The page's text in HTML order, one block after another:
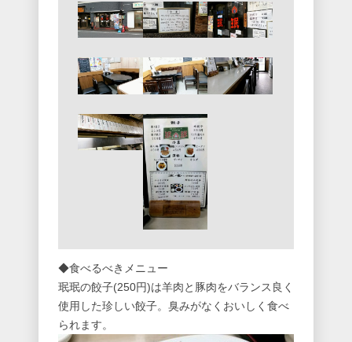
◆食べるべきメニュー
珉珉の餃子(250円)は羊肉と豚肉をバランス良く
使用した珍しい餃子。臭みがなくおいしく食べ
られます。